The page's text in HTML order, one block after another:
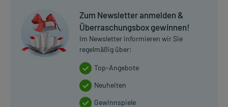
Zum Newsletter anmelden &
Überraschungsbox gewinnen!
Im Newsletter informieren wir Sie
regelmäßig über:
Top-Angebote
Neuheiten
Gewinnspiele